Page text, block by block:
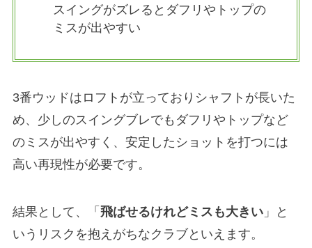
スイングがズレるとダフリやトップの
ミスが出やすい
3番ウッドはロフトが立っておりシャフトが長いた
め、少しのスイングブレでもダフリやトップなど
のミスが出やすく、安定したショットを打つには
高い再現性が必要です。
結果として、「 飛ばせるけれどミスも大きい」と
いうリスクを抱えがちなクラブといえます。